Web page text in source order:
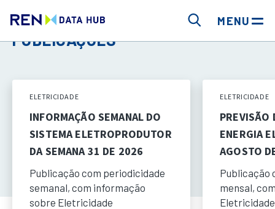
MENU
PUBLICAÇÕES
ELETRICIDADE
INFORMAÇÃO SEMANAL DO
SISTEMA ELETROPRODUTOR
DA SEMANA 31 DE 2026
Publicação com periodicidade
semanal, com informação
sobre Eletricidade
ELETRICIDADE
PREVISÃO
ENERGIA
AGOSTO
Publicação
mensal,
Eletricidade